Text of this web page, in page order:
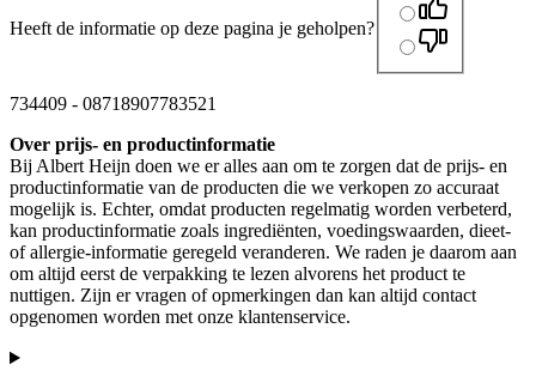
Heeft de informatie op deze pagina je geholpen?
734409 - 08718907783521
Over prijs- en productinformatie
Bij Albert Heijn doen we er alles aan om te zorgen dat de prijs- en
productinformatie van de producten die we verkopen zo accuraat
mogelijk is. Echter, omdat producten regelmatig worden verbeterd,
kan productinformatie zoals ingrediënten, voedingswaarden, dieet-
of allergie-informatie geregeld veranderen. We raden je daarom aan
om altijd eerst de verpakking te lezen alvorens het product te
nuttigen. Zijn er vragen of opmerkingen dan kan altijd contact
opgenomen worden met onze klantenservice.